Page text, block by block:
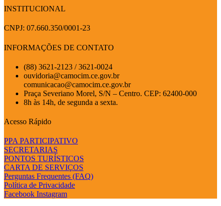
INSTITUCIONAL
CNPJ: 07.660.350/0001-23
INFORMAÇÕES DE CONTATO
(88) 3621-2123 / 3621-0024
ouvidoria@camocim.ce.gov.br
comunicacao@camocim.ce.gov.br
Praça Severiano Morel, S/N – Centro. CEP: 62400-000
8h às 14h, de segunda a sexta.
Acesso Rápido
PPA PARTICIPATIVO
SECRETARIAS
PONTOS TURÍSTICOS
CARTA DE SERVIÇOS
Perguntas Frequentes (FAQ)
Política de Privacidade
Facebook Instagram